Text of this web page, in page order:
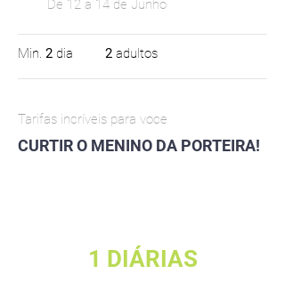
De 12 a 14 de Junho
Min. 2 dia 2 adultos
Tarifas incríveis para voce
CURTIR O MENINO DA PORTEIRA!
1 DIÁRIAS